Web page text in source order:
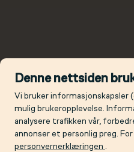
Denne nettsiden
Vi bruker informasjonskapsler
mulig brukeropplevelse.
analysere trafikken vår,
annonser et personlig preg.
personvernerklæringen .